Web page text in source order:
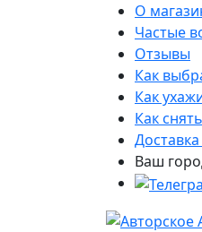
О
Частые
Отзывы
Как
Как
Как
Ваш